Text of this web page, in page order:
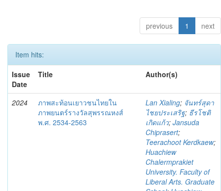
previous 1 next
Item hits:
Issue
Date
Title Author(s)
2024
ภาพสะท้อนเยาวชนไทยใน
ภาพยนตร์รางวัลสุพรรณหงส์
พ.ศ. 2534-2563
Lan Xialing; จันทร์สุดา
ไชยประเสริฐ; ธีรโชติ
เกิดแก้ว; Jansuda
Chiprasert;
Teerachoot Kerdkaew;
Huachiew
Chalermprakiet
University. Faculty of
Liberal Arts. Graduate